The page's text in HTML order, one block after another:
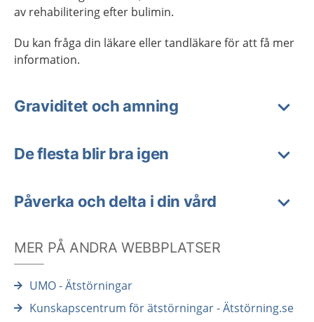
av rehabilitering efter bulimin.
Du kan fråga din läkare eller tandläkare för att få mer
information.
Graviditet och amning
De flesta blir bra igen
Påverka och delta i din vård
MER PÅ ANDRA WEBBPLATSER
UMO - Ätstörningar
Kunskapscentrum för ätstörningar - Ätstörning.se